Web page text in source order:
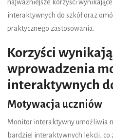
najważniejsze korzyści
interaktywnych do szkół oraz
praktycznego zastosowania.
Korzyści
wprowadzenia
interaktywnych
Motywacja uczniów
Monitor interaktywny umożliwia
bardziej interaktywnych lekcji, co